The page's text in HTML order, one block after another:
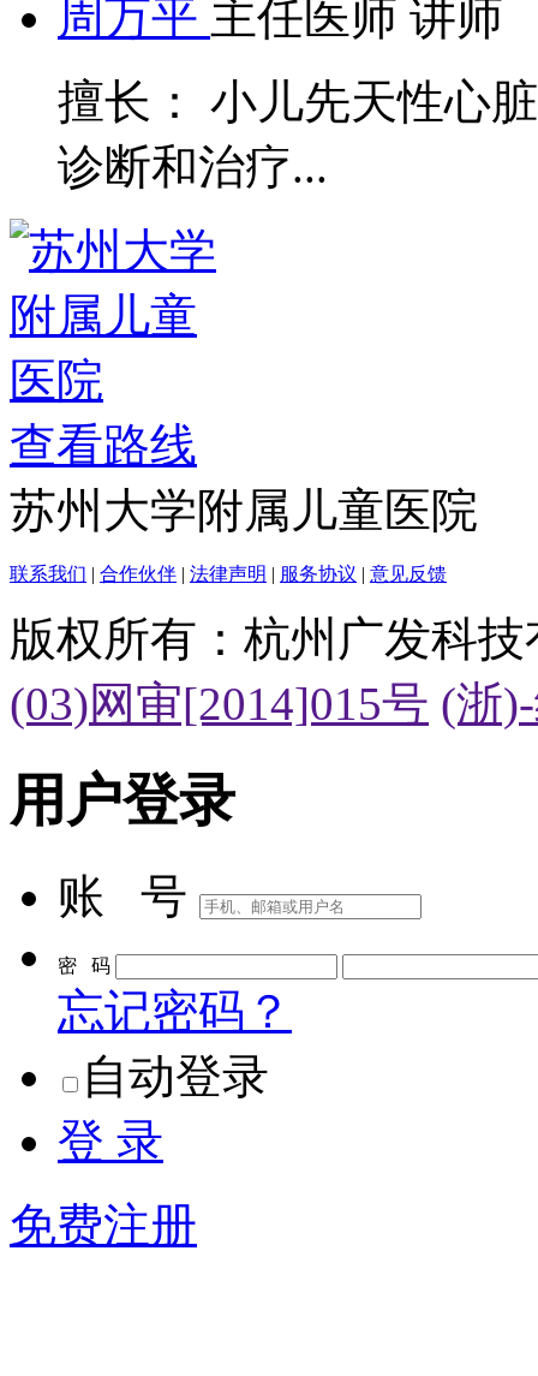
周万平 主任医师 讲师
擅长： 小儿先天性心
诊断和治疗...
查看路线
苏州大学附属儿童医院
联系我们 | 合作伙伴 | 法律声明 | 服务协议 | 意见反馈
版权所有：杭州广发科
(03)网审[2014]015号 (浙
用户登录
账 号
密 码
忘记密码？
自动登录
登 录
免费注册